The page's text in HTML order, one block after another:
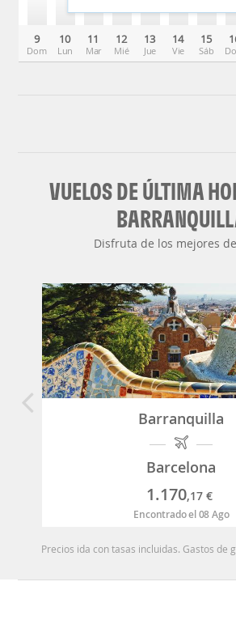
9
Dom
10
Lun
11
Mar
12
Mié
13
Jue
14
Vie
15
Sáb
VUELOS DE ÚLTIMA
Disfruta de los mejores
Barranquilla
Barcelona
1.170,17 €
Encontrado el 08 Ago
Precios ida con tasas incluidas. Gastos de